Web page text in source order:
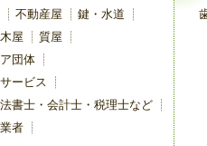
不動産屋
鍵・水道
屋
質屋
団体
ービス
書士・会計士・税理士など
者